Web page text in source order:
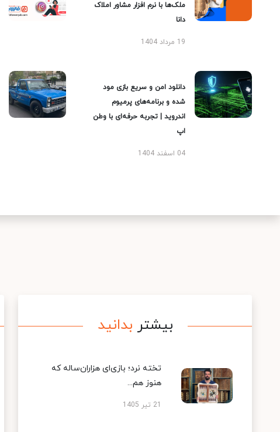
ملک‌ها با نرم افزار مشاور املاک
دانا
19 مرداد 1404
دانلود امن و سریع بازی مود
شده و برنامه‌های پرمیوم
اندروید | تجربه حرفه‌ای با وطن
اپ
04 اسفند 1404
بیشتر بدانید
تخته نرد؛ بازی‌ای هزاران‌ساله که
هنوز هم...
21 تیر 1405